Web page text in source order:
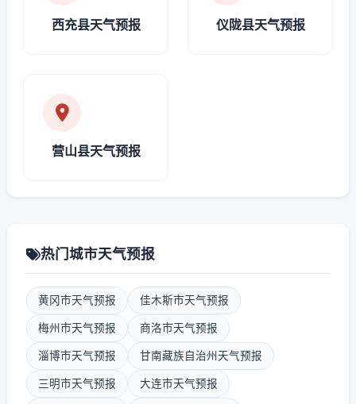
西充县天气预报 仪陇县天气预报
营山县天气预报
热门城市天气预报
黄冈市天气预报 佳木斯市天气预报
梅州市天气预报 商洛市天气预报
淄博市天气预报 甘南藏族自治州天气预报
三明市天气预报 大连市天气预报